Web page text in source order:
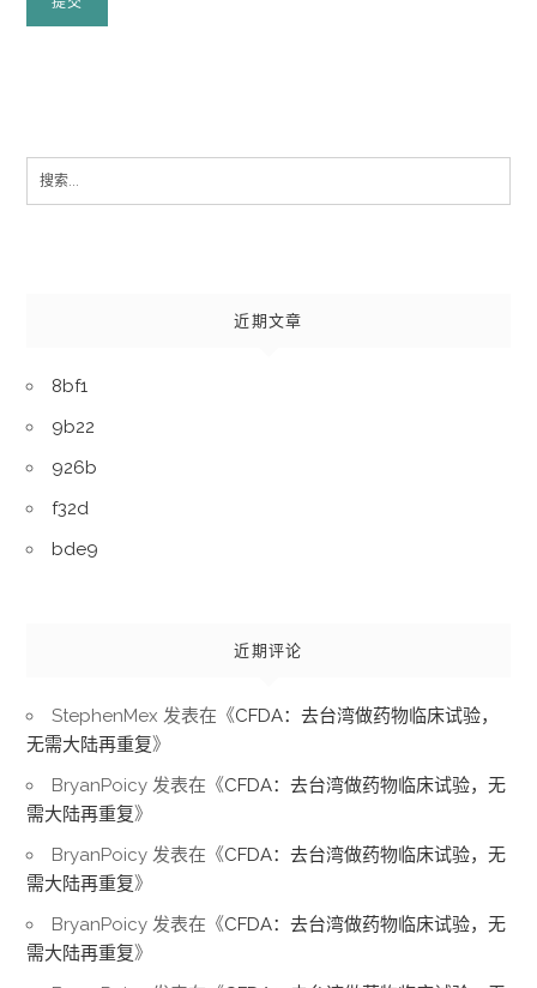
Search
for:
近期文章
8bf1
9b22
926b
f32d
bde9
近期评论
StephenMex 发表在《CFDA：去台湾做药物临床试验，
无需大陆再重复》
BryanPoicy 发表在《CFDA：去台湾做药物临床试验，无
需大陆再重复》
BryanPoicy 发表在《CFDA：去台湾做药物临床试验，无
需大陆再重复》
BryanPoicy 发表在《CFDA：去台湾做药物临床试验，无
需大陆再重复》